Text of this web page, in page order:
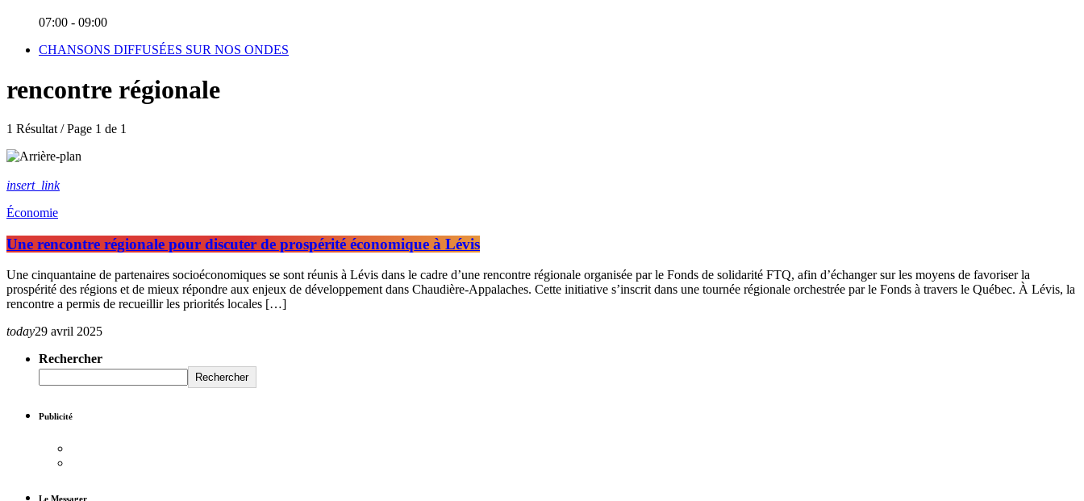
07:00 - 09:00
CHANSONS DIFFUSÉES SUR NOS ONDES
rencontre régionale
1 Résultat / Page 1 de 1
insert_link
Économie
Une rencontre régionale pour discuter de prospérité économique à Lévis
Une cinquantaine de partenaires socioéconomiques se sont réunis à Lévis dans le cadre d’une rencontre régionale organisée par le Fonds de solidarité FTQ, afin d’échanger sur les moyens de favoriser la
prospérité des régions et de mieux répondre aux enjeux de développement dans Chaudière-Appalaches. Cette initiative s’inscrit dans une tournée régionale orchestrée par le Fonds à travers le Québec. À Lévis, la
rencontre a permis de recueillir les priorités locales […]
today29 avril 2025
Rechercher
Rechercher
Publicité
Le Messager